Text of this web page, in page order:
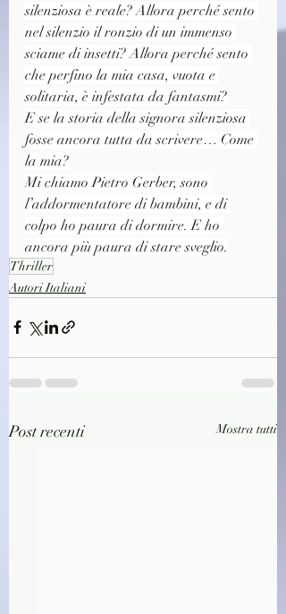
silenziosa è reale? Allora perché sento
nel silenzio il ronzio di un immenso
sciame di insetti? Allora perché sento
che perfino la mia casa, vuota e
solitaria, è infestata da fantasmi?
E se la storia della signora silenziosa
fosse ancora tutta da scrivere… Come
la mia?
Mi chiamo Pietro Gerber, sono
l’addormentatore di bambini, e di
colpo ho paura di dormire. E ho
ancora più paura di stare sveglio.
Thriller
Autori Italiani
Post recenti Mostra tutti